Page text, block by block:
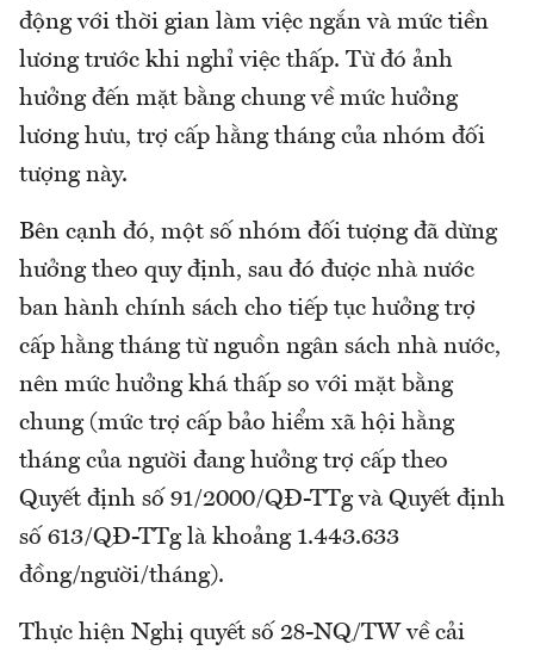
động với thời gian làm việc ngắn và mức tiền
lương trước khi nghỉ việc thấp. Từ đó ảnh
hưởng đến mặt bằng chung về mức hưởng
lương hưu, trợ cấp hằng tháng của nhóm đối
tượng này.
Bên cạnh đó, một số nhóm đối tượng đã dừng
hưởng theo quy định, sau đó được nhà nước
ban hành chính sách cho tiếp tục hưởng trợ
cấp hằng tháng từ nguồn ngân sách nhà nước,
nên mức hưởng khá thấp so với mặt bằng
chung (mức trợ cấp bảo hiểm xã hội hằng
tháng của người đang hưởng trợ cấp theo
Quyết định số 91/2000/QĐ-TTg và Quyết định
số 613/QĐ-TTg là khoảng 1.443.633
đồng/người/tháng).
Thực hiện Nghị quyết số 28-NQ/TW về cải